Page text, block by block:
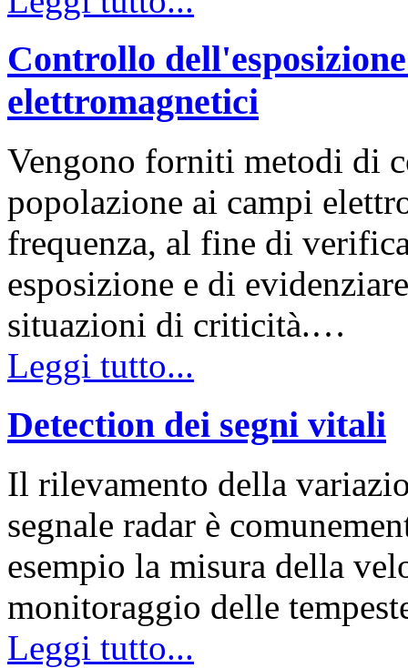
Controllo
elettromagnetici
Vengono forniti metodi di
popolazione ai campi
frequenza, al fine di
esposizione e di
situazioni di criticità.…
Leggi tutto...
Detection dei segni vitali
Il rilevamento della
segnale radar è
esempio la misura della
monitoraggio delle
Leggi tutto...